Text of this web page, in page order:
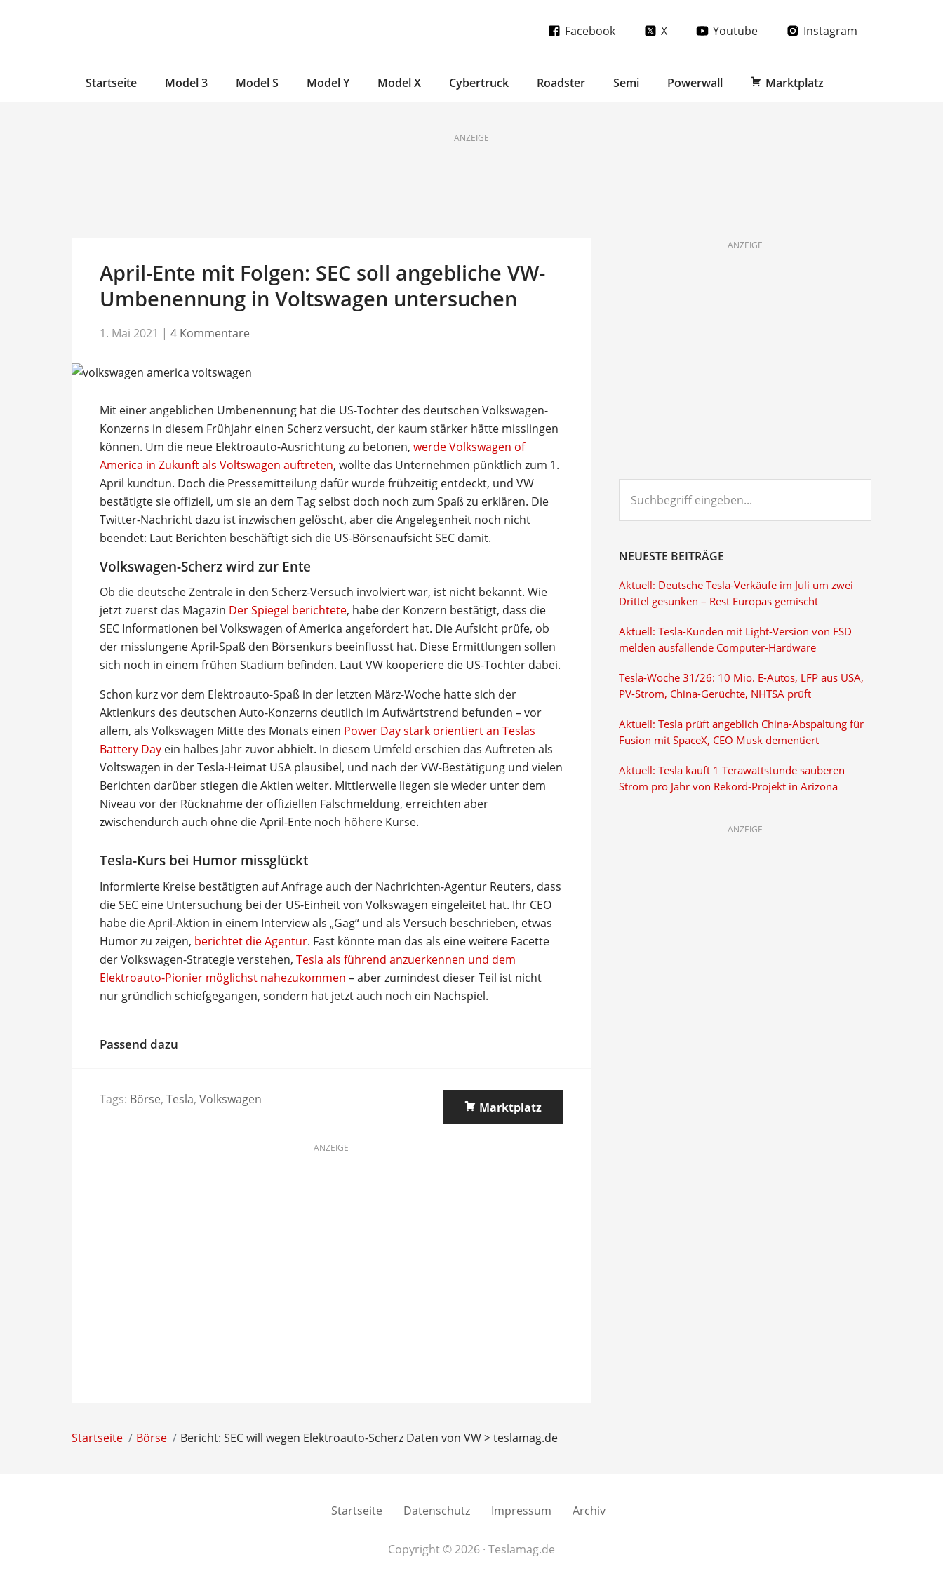
Facebook X Youtube Instagram
Startseite Model 3 Model S Model Y Model X Cybertruck Roadster Semi Powerwall Marktplatz
ANZEIGE
April-Ente mit Folgen: SEC soll angebliche VW-
Umbenennung in Voltswagen untersuchen
1. Mai 2021 | 4 Kommentare
Mit einer angeblichen Umbenennung hat die US-Tochter des deutschen Volkswagen-
Konzerns in diesem Frühjahr einen Scherz versucht, der kaum stärker hätte misslingen
können. Um die neue Elektroauto-Ausrichtung zu betonen, werde Volkswagen of
America in Zukunft als Voltswagen auftreten, wollte das Unternehmen pünktlich zum 1.
April kundtun. Doch die Pressemitteilung dafür wurde frühzeitig entdeckt, und VW
bestätigte sie offiziell, um sie an dem Tag selbst doch noch zum Spaß zu erklären. Die
Twitter-Nachricht dazu ist inzwischen gelöscht, aber die Angelegenheit noch nicht
beendet: Laut Berichten beschäftigt sich die US-Börsenaufsicht SEC damit.
Volkswagen-Scherz wird zur Ente
Ob die deutsche Zentrale in den Scherz-Versuch involviert war, ist nicht bekannt. Wie
jetzt zuerst das Magazin Der Spiegel berichtete, habe der Konzern bestätigt, dass die
SEC Informationen bei Volkswagen of America angefordert hat. Die Aufsicht prüfe, ob
der misslungene April-Spaß den Börsenkurs beeinflusst hat. Diese Ermittlungen sollen
sich noch in einem frühen Stadium befinden. Laut VW kooperiere die US-Tochter dabei.
Schon kurz vor dem Elektroauto-Spaß in der letzten März-Woche hatte sich der
Aktienkurs des deutschen Auto-Konzerns deutlich im Aufwärtstrend befunden – vor
allem, als Volkswagen Mitte des Monats einen Power Day stark orientiert an Teslas
Battery Day ein halbes Jahr zuvor abhielt. In diesem Umfeld erschien das Auftreten als
Voltswagen in der Tesla-Heimat USA plausibel, und nach der VW-Bestätigung und vielen
Berichten darüber stiegen die Aktien weiter. Mittlerweile liegen sie wieder unter dem
Niveau vor der Rücknahme der offiziellen Falschmeldung, erreichten aber
zwischendurch auch ohne die April-Ente noch höhere Kurse.
Tesla-Kurs bei Humor missglückt
Informierte Kreise bestätigten auf Anfrage auch der Nachrichten-Agentur Reuters, dass
die SEC eine Untersuchung bei der US-Einheit von Volkswagen eingeleitet hat. Ihr CEO
habe die April-Aktion in einem Interview als „Gag“ und als Versuch beschrieben, etwas
Humor zu zeigen, berichtet die Agentur. Fast könnte man das als eine weitere Facette
der Volkswagen-Strategie verstehen, Tesla als führend anzuerkennen und dem
Elektroauto-Pionier möglichst nahezukommen – aber zumindest dieser Teil ist nicht
nur gründlich schiefgegangen, sondern hat jetzt auch noch ein Nachspiel.
Passend dazu
Tags: Börse, Tesla, Volkswagen
Marktplatz
ANZEIGE
ANZEIGE
eingeben...
NEUESTE BEITRÄGE
Aktuell: Deutsche Tesla-Verkäufe im Juli um zwei
Drittel gesunken – Rest Europas gemischt
Aktuell: Tesla-Kunden mit Light-Version von FSD
melden ausfallende Computer-Hardware
Tesla-Woche 31/26: 10 Mio. E-Autos, LFP aus USA,
PV-Strom, China-Gerüchte, NHTSA prüft
Aktuell: Tesla prüft angeblich China-Abspaltung für
Fusion mit SpaceX, CEO Musk dementiert
Aktuell: Tesla kauft 1 Terawattstunde sauberen
Strom pro Jahr von Rekord-Projekt in Arizona
ANZEIGE
Startseite Börse Bericht: SEC will wegen Elektroauto-Scherz Daten von VW > teslamag.de
Startseite Datenschutz Impressum Archiv
Copyright © 2026 · Teslamag.de